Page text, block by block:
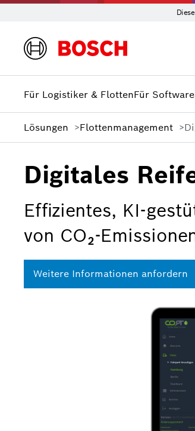
Für Logistiker & FlottenFür
Lösungen Flottenmanagement
Digitales
Effizientes, KI-
von CO₂-
Weitere Informationen anfordern